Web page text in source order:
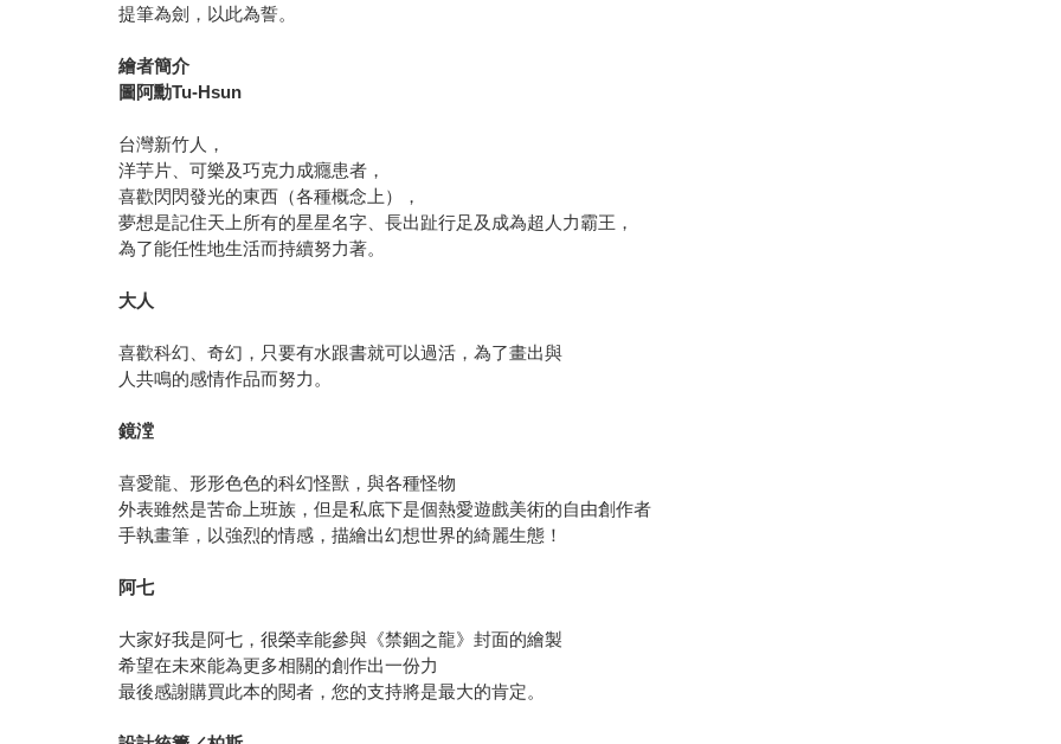
提筆為劍，以此為誓。
繪者簡介
圖阿勳Tu-Hsun
台灣新竹人，
洋芋片、可樂及巧克力成癮患者，
喜歡閃閃發光的東西（各種概念上），
夢想是記住天上所有的星星名字、長出趾行足及成為超人力霸王，
為了能任性地生活而持續努力著。
大人
喜歡科幻、奇幻，只要有水跟書就可以過活，為了畫出與
人共鳴的感情作品而努力。
鏡漟
喜愛龍、形形色色的科幻怪獸，與各種怪物
外表雖然是苦命上班族，但是私底下是個熱愛遊戲美術的自由創作者
手執畫筆，以強烈的情感，描繪出幻想世界的綺麗生態！
阿七
大家好我是阿七，很榮幸能參與《禁錮之龍》封面的繪製
希望在未來能為更多相關的創作出一份力
最後感謝購買此本的閱者，您的支持將是最大的肯定。